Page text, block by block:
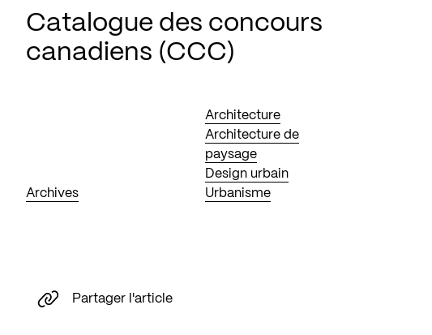
Catalogue des concours
canadiens (CCC)
Archives
Architecture
Architecture de
paysage
Design urbain
Urbanisme
Partager l'article